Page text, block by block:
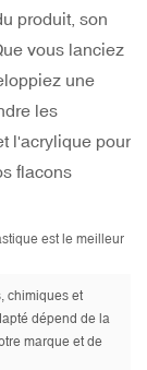
produit, son
vous lanciez
une
les
l'acrylique pour
flacons
chimiques et
dépend de la
marque et de